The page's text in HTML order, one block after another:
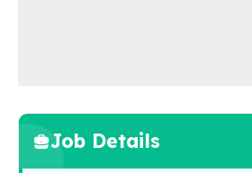
Job Details